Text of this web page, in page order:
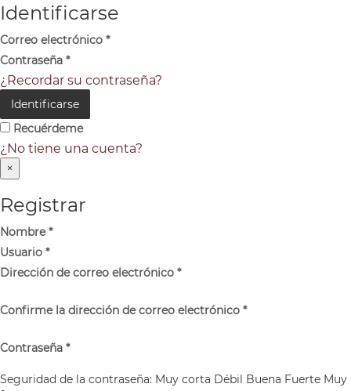
Identificarse
Correo electrónico *
Contraseña *
¿Recordar su contraseña?
Identificarse
Recuérdeme
¿No tiene una cuenta?
×
Registrar
Nombre*
Usuario *
Dirección de correo electrónico *
Confirme la dirección de correo electrónico *
Contraseña *
Seguridad de la contraseña: Muy corta Débil Buena Fuerte Muy